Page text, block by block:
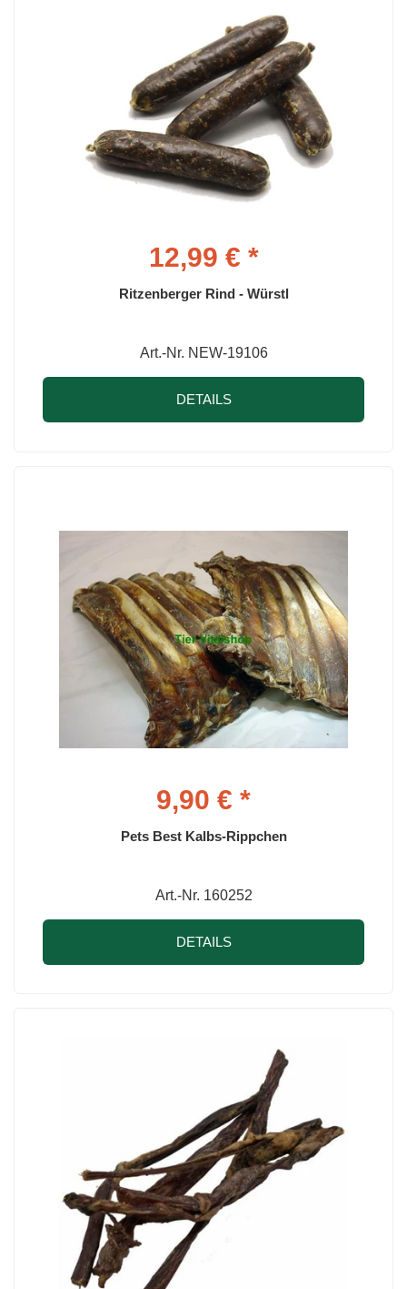
12,99 € *
Ritzenberger Rind - Würstl
Art.-Nr. NEW-19106
DETAILS
9,90 € *
Pets Best Kalbs-Rippchen
Art.-Nr. 160252
DETAILS